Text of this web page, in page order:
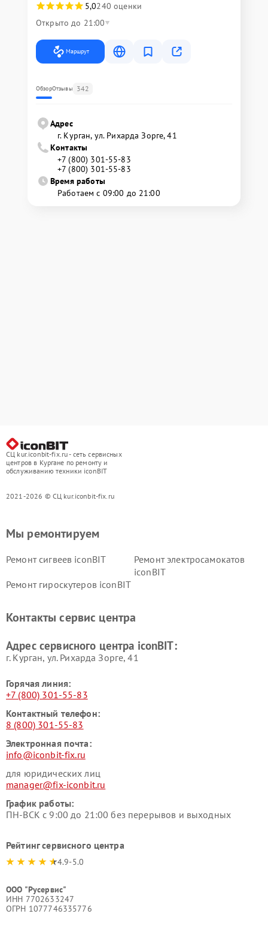
5,0240 оценки
Открыто до 21:00
Маршрут
ОбзорОтзывы 342
Адрес
г. Курган, ул. Рихарда Зорге, 41
Контакты
+7 (800) 301-55-83
+7 (800) 301-55-83
Время работы
Работаем с 09:00 до 21:00
СЦ kur.iconbit-fix.ru - сеть сервисных
центров в Кургане по ремонту и
обслуживанию техники iconBIT
2021-2026 © СЦ kur.iconbit-fix.ru
Мы ремонтируем
Ремонт сигвеев iconBIT
Ремонт электросамокатов
iconBIT
Ремонт гироскутеров iconBIT
Контакты сервис центра
Адрес сервисного центра iconBIT:
г. Курган, ул. Рихарда Зорге, 41
Горячая линия:
+7 (800) 301-55-83
Контактный телефон:
8 (800) 301-55-83
Электронная почта:
info@iconbit-fix.ru
для юридических лиц
manager@fix-iconbit.ru
График работы:
ПН-ВСК с 9:00 до 21:00 без перерывов и выходных
Рейтинг сервисного центра
4.9-5.0
ООО "Русервис"
ИНН 7702633247
ОГРН 1077746335776